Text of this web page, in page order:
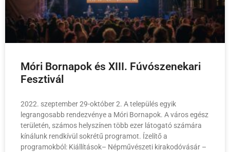
Móri Bornapok és XIII. Fúvószenekari
Fesztivál
2022. szeptember 29-október 2. A település egyik
legrangosabb rendezvénye a Móri Bornapok. A város egész
területén, számos helyszínen több ezer látogató számára
kínálunk rendkívül sokrétű programot. Ízelítő a
programokból: Kiállítások– Népművészeti kirakodóvásár –